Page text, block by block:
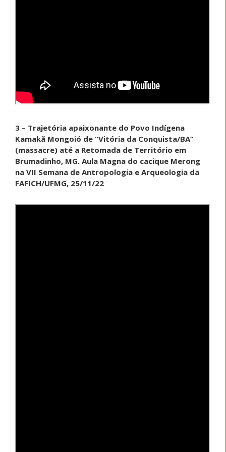
3 – Trajetória apaixonante do Povo Indígena
Kamakã Mongoió de “Vitória da Conquista/BA”
(massacre) até a Retomada de Território em
Brumadinho, MG. Aula Magna do cacique Merong
na VII Semana de Antropologia e Arqueologia da
FAFICH/UFMG, 25/11/22